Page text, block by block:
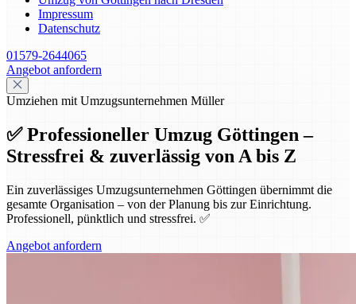
Impressum
Datenschutz
01579-2644065
Angebot anfordern
Umziehen mit Umzugsunternehmen Müller
✅ Professioneller Umzug Göttingen –
Stressfrei & zuverlässig von A bis Z
Ein zuverlässiges Umzugsunternehmen Göttingen übernimmt die
gesamte Organisation – von der Planung bis zur Einrichtung.
Professionell, pünktlich und stressfrei. ✅
Angebot anfordern